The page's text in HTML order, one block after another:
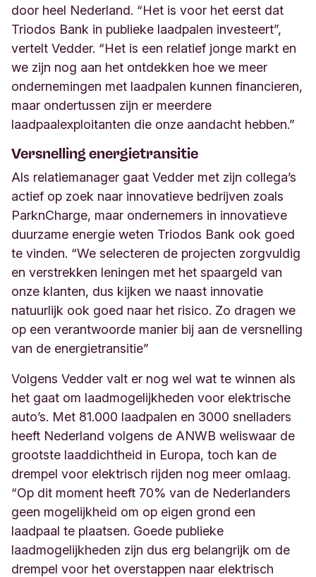
door heel Nederland. “Het is voor het eerst dat
Triodos Bank in publieke laadpalen investeert”,
vertelt Vedder. “Het is een relatief jonge markt en
we zijn nog aan het ontdekken hoe we meer
ondernemingen met laadpalen kunnen financieren,
maar ondertussen zijn er meerdere
laadpaalexploitanten die onze aandacht hebben.”
Versnelling energietransitie
Als relatiemanager gaat Vedder met zijn collega’s
actief op zoek naar innovatieve bedrijven zoals
ParknCharge, maar ondernemers in innovatieve
duurzame energie weten Triodos Bank ook goed
te vinden. “We selecteren de projecten zorgvuldig
en verstrekken leningen met het spaargeld van
onze klanten, dus kijken we naast innovatie
natuurlijk ook goed naar het risico. Zo dragen we
op een verantwoorde manier bij aan de versnelling
van de energietransitie”
Volgens Vedder valt er nog wel wat te winnen als
het gaat om laadmogelijkheden voor elektrische
auto’s. Met 81.000 laadpalen en 3000 snelladers
heeft Nederland volgens de ANWB weliswaar de
grootste laaddichtheid in Europa, toch kan de
drempel voor elektrisch rijden nog meer omlaag.
“Op dit moment heeft 70% van de Nederlanders
geen mogelijkheid om op eigen grond een
laadpaal te plaatsen. Goede publieke
laadmogelijkheden zijn dus erg belangrijk om de
drempel voor het overstappen naar elektrisch